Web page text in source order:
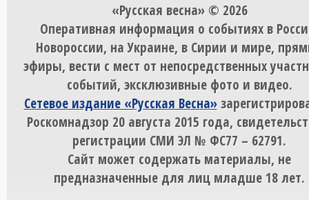
«Русская весна» © 2026
Оперативная информация о событиях в
Новороссии, на Украине, в Сирии и мире,
эфиры, вести с мест от непосредственных
событий, эксклюзивные фото и видео.
Сетевое издание «Русская Весна»
Роскомнадзор 20 августа 2015 года,
регистрации СМИ ЭЛ № ФС77 – 62791.
Сайт может содержать материалы, не
предназначенные для лиц младше 18 лет.